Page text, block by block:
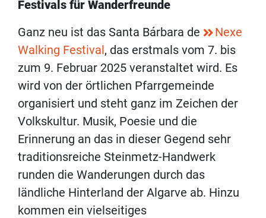
Festivals für Wanderfreunde
Ganz neu ist das Santa Bárbara de
Nexe
Walking Festival, das erstmals vom 7. bis
zum 9. Februar 2025 veranstaltet wird. Es
wird von der örtlichen Pfarrgemeinde
organisiert und steht ganz im Zeichen der
Volkskultur. Musik, Poesie und die
Erinnerung an das in dieser Gegend sehr
traditionsreiche Steinmetz-Handwerk
runden die Wanderungen durch das
ländliche Hinterland der Algarve ab. Hinzu
kommen ein vielseitiges